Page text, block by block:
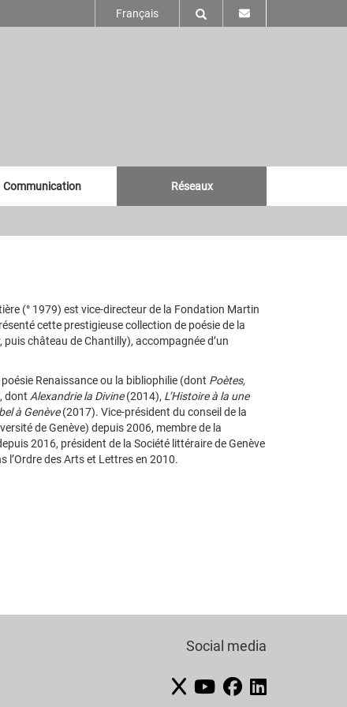
Français
Communication Réseaux
(° 1979) est vice-directeur de la Fondation Martin
cette prestigieuse collection de poésie de la
château de Chantilly), accompagnée d’un
Renaissance ou la bibliophilie (dont Poètes,
dont Alexandrie la Divine(2014), L’Histoire à la une
à Genève(2017). Vice-président du conseil de la
de Genève) depuis 2006, membre de la
2016, président de la Société littéraire de Genève
l’Ordre des Arts et Lettres en 2010.
Social media